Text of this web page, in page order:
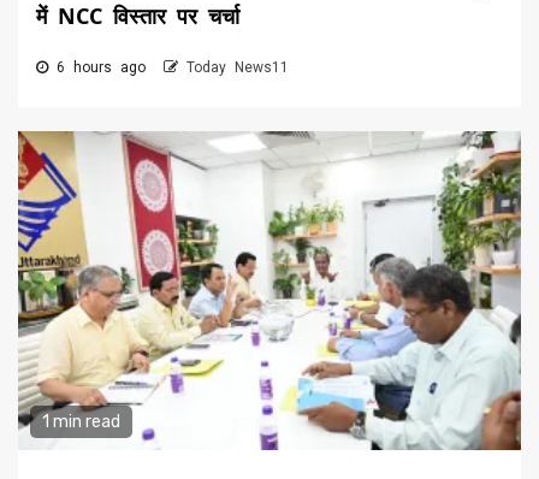
में NCC विस्तार पर चर्चा
6 hours ago Today News11
1 min read